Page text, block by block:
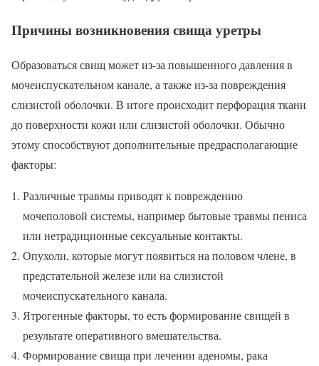
Причины возникновения свища уретры
Образоваться свищ может из-за повышенного давления в
мочеиспускательном канале, а также из-за повреждения
слизистой оболочки. В итоге происходит перфорация ткани
до поверхности кожи или слизистой оболочки. Обычно
этому способствуют дополнительные предрасполагающие
факторы:
Различные травмы приводят к повреждению
мочеполовой системы, например бытовые травмы пениса
или нетрадиционные сексуальные контакты.
Опухоли, которые могут появиться на половом члене, в
предстательной железе или на слизистой
мочеиспускательного канала.
Ятрогенные факторы, то есть формирование свищей в
результате оперативного вмешательства.
Формирование свища при лечении аденомы, рака